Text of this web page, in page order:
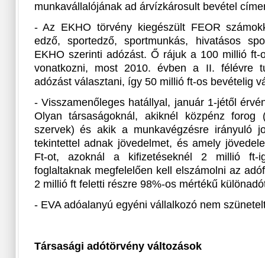
munkavállalójának ad árvízkárosult bevétel
- Az EKHO törvény kiegészült FEOR
edző, sportedző, sportmunkás, hivatásos
EKHO szerinti adózást. Ő rájuk a 100 millió ft-
vonatkozni, most 2010. évben a II. félévre
adózást választani, így 50 millió ft-os bevételig
- Visszamenőleges hatállyal, január 1-jétől
Olyan társaságoknál, akiknél közpénz forog
szervek) és akik a munkavégzésre irányuló
tekintettel adnak jövedelmet, és amely
Ft-ot, azoknál a kifizetéseknél 2 millió ft-
foglaltaknak megfelelően kell elszámolni az
2 millió ft feletti részre 98%-os mértékű
- EVA adóalanyú egyéni vállalkozó nem
Társasági adótörvény változások